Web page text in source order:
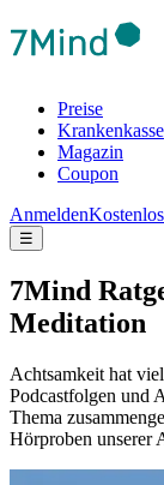
Preise
Krankenkasse
Magazin
Coupon
Anmelden
☰
7Mind
Meditation
Achtsamkeit hat
Podcastfolgen und
Thema
Hörproben unserer